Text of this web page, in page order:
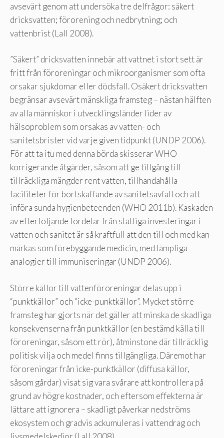
avsevärt genom att undersöka tre delfrågor: säkert
dricksvatten; förorening och nedbrytning; och
vattenbrist (Lall 2008).
”Säkert” dricksvatten innebär att vattnet i stort sett är
fritt från föroreningar och mikroorganismer som ofta
orsakar sjukdomar eller dödsfall. Osäkert dricksvatten
begränsar avsevärt mänskliga framsteg – nästan hälften
av alla människor i utvecklingsländer lider av
hälsoproblem som orsakas av vatten- och
sanitetsbrister vid varje given tidpunkt (UNDP 2006).
För att ta itu med denna börda skisserar WHO
korrigerande åtgärder, såsom att ge tillgång till
tillräckliga mängder rent vatten, tillhandahålla
faciliteter för bortskaffande av sanitetsavfall och att
införa sunda hygienbeteenden (WHO 2011b). Kaskaden
av efterföljande fördelar från statliga investeringar i
vatten och sanitet är så kraftfull att den till och med kan
märkas som förebyggande medicin, med lämpliga
analogier till immuniseringar (UNDP 2006).
Större källor till vattenföroreningar delas upp i
“punktkällor” och “icke-punktkällor”. Mycket större
framsteg har gjorts när det gäller att minska de skadliga
konsekvenserna från punktkällor (en bestämd källa till
föroreningar, såsom ett rör), åtminstone där tillräcklig
politisk vilja och medel finns tillgängliga. Däremot har
föroreningar från icke-punktkällor (diffusa källor,
såsom gårdar) visat sig vara svårare att kontrollera på
grund av högre kostnader, och eftersom effekterna är
lättare att ignorera – skadligt påverkar nedströms
ekosystem och gradvis ackumuleras i vattendrag och